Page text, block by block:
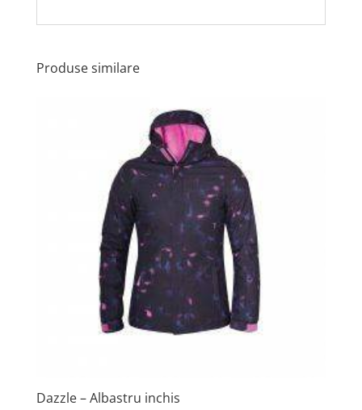
Produse similare
Dazzle – Albastru inchis